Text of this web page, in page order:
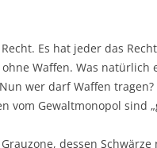
Es hat jeder das
Waffen. Was natürlich
wer darf Waffen
vom Gewaltmonopol sind
dessen